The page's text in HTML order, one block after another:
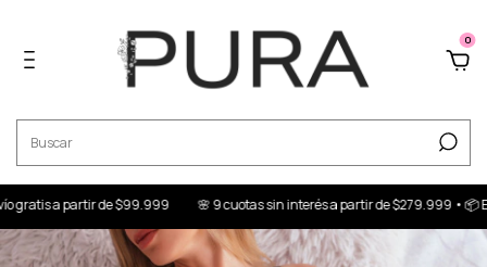
0
a partir de $99.999 🌸 9 cuotas sin interés a partir de $279.999 • 📦 Envío